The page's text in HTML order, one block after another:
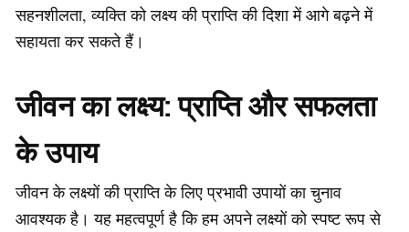
सहनशीलता, व्यक्ति को लक्ष्य की प्राप्ति की दिशा में आगे बढ़ने में
सहायता कर सकते हैं।
जीवन का लक्ष्य: प्राप्ति और सफलता
के उपाय
जीवन के लक्ष्यों की प्राप्ति के लिए प्रभावी उपायों का चुनाव
आवश्यक है। यह महत्वपूर्ण है कि हम अपने लक्ष्यों को स्पष्ट रूप से